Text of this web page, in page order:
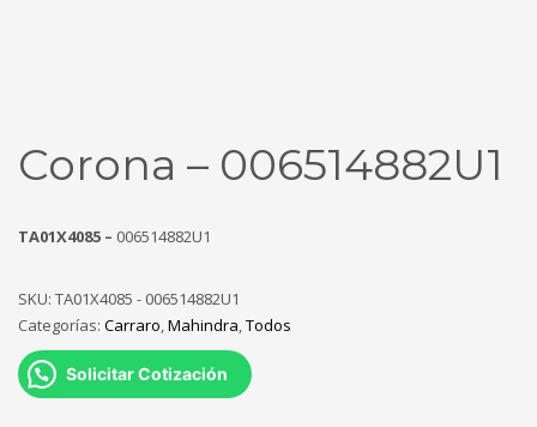
Corona – 006514882U1
TA01X4085 – 006514882U1
SKU: TA01X4085 - 006514882U1
Categorías: Carraro,Mahindra,Todos
Solicitar Cotización